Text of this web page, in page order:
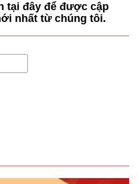
tại đây để được cập
nhất từ chúng tôi.